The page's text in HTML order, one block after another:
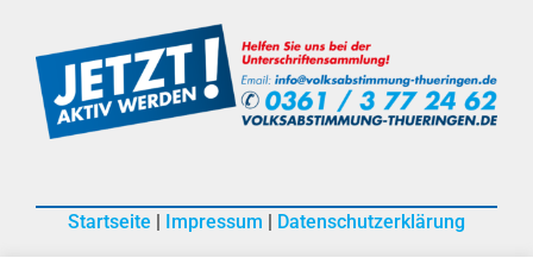
Startseite | Impressum | Datenschutzerklärung